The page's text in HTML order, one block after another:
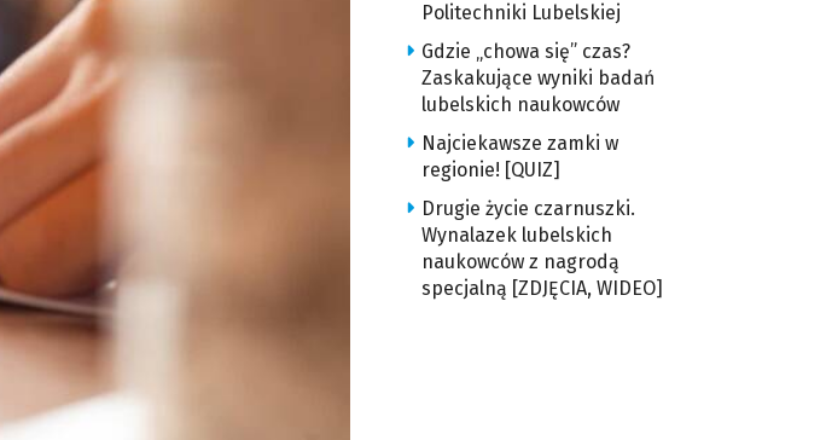
Politechniki Lubelskiej
Gdzie „chowa się” czas?
Zaskakujące wyniki badań
lubelskich naukowców
Najciekawsze zamki w
regionie! [QUIZ]
Drugie życie czarnuszki.
Wynalazek lubelskich
naukowców z nagrodą
specjalną [ZDJĘCIA, WIDEO]